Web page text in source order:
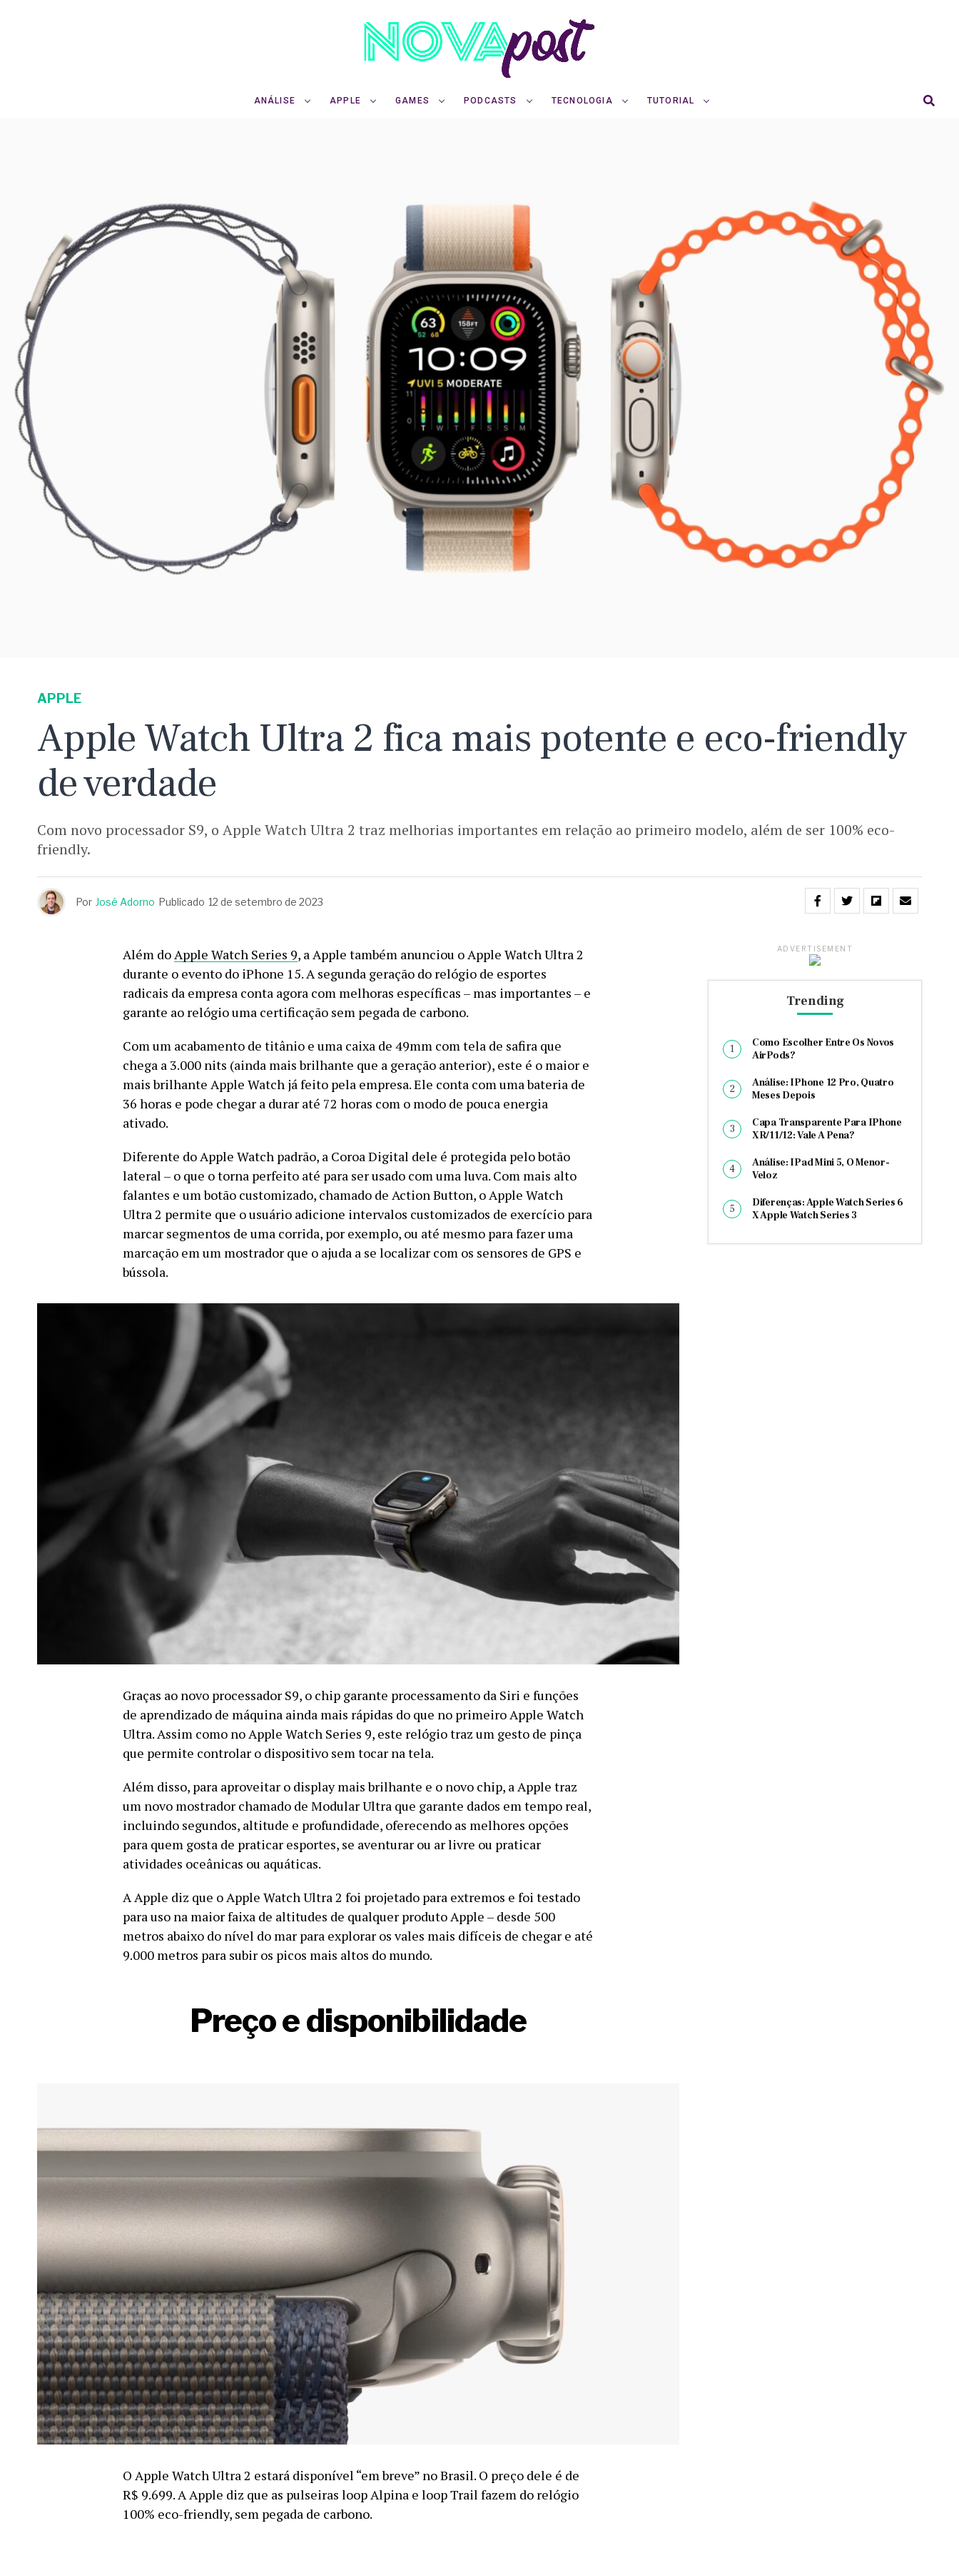
ANÁLISE APPLE GAMES PODCASTS TECNOLOGIA TUTORIAL
APPLE
Apple Watch Ultra 2 fica mais potente e eco-friendly
de verdade
Com novo processador S9, o Apple Watch Ultra 2 traz melhorias importantes em relação ao primeiro modelo, além de ser 100% eco-
friendly.
Por José Adorno Publicado 12 de setembro de 2023
Além doApple Watch Series 9, a Apple também anunciou o Apple Watch Ultra 2
durante o evento do iPhone 15. A segunda geração do relógio de esportes
radicais da empresa conta agora com melhoras específicas – mas importantes – e
garante ao relógio uma certificação sem pegada de carbono.
Com um acabamento de titânio e uma caixa de 49mm com tela de safira que
chega a 3.000 nits (ainda mais brilhante que a geração anterior), este é o maior e
mais brilhante Apple Watch já feito pela empresa. Ele conta com uma bateria de
36 horas e pode chegar a durar até 72 horas com o modo de pouca energia
ativado.
Diferente do Apple Watch padrão, a Coroa Digital dele é protegida pelo botão
lateral – o que o torna perfeito até para ser usado com uma luva. Com mais alto
falantes e um botão customizado, chamado de Action Button, o Apple Watch
Ultra 2 permite que o usuário adicione intervalos customizados de exercício para
marcar segmentos de uma corrida, por exemplo, ou até mesmo para fazer uma
marcação em um mostrador que o ajuda a se localizar com os sensores de GPS e
bússola.
Graças ao novo processador S9, o chip garante processamento da Siri e funções
de aprendizado de máquina ainda mais rápidas do que no primeiro Apple Watch
Ultra. Assim como no Apple Watch Series 9, este relógio traz um gesto de pinça
que permite controlar o dispositivo sem tocar na tela.
Além disso, para aproveitar o display mais brilhante e o novo chip, a Apple traz
um novo mostrador chamado de Modular Ultra que garante dados em tempo real,
incluindo segundos, altitude e profundidade, oferecendo as melhores opções
para quem gosta de praticar esportes, se aventurar ou ar livre ou praticar
atividades oceânicas ou aquáticas.
A Apple diz que o Apple Watch Ultra 2 foi projetado para extremos e foi testado
para uso na maior faixa de altitudes de qualquer produto Apple – desde 500
metros abaixo do nível do mar para explorar os vales mais difíceis de chegar e até
9.000 metros para subir os picos mais altos do mundo.
Preço e disponibilidade
O Apple Watch Ultra 2 estará disponível “em breve” no Brasil. O preço dele é de
R$ 9.699. A Apple diz que as pulseiras loop Alpina e loop Trail fazem do relógio
100% eco-friendly, sem pegada de carbono.
ADVERTISEMENT
Trending
Como Escolher Entre Os Novos
AirPods?
Análise: IPhone 12 Pro, Quatro
Meses Depois
Capa Transparente Para IPhone
XR/11/12: Vale A Pena?
Análise: IPad Mini 5, O Menor-
Veloz
Diferenças: Apple Watch Series 6
X Apple Watch Series 3